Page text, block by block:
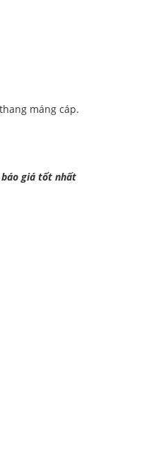
máng cáp.
báo giá tốt nhất